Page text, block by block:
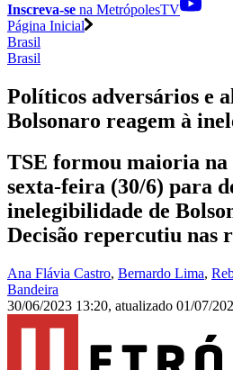
Inscreva-se na MetrópolesTV
Página Inicial
Brasil
Brasil
Políticos adversários e
Bolsonaro reagem à
TSE formou maioria na
sexta-feira (30/6) para
inelegibilidade de
Decisão repercutiu nas
Ana Flávia Castro, Bernardo Lima,
Bandeira
30/06/2023 13:20, atualizado 01/07/